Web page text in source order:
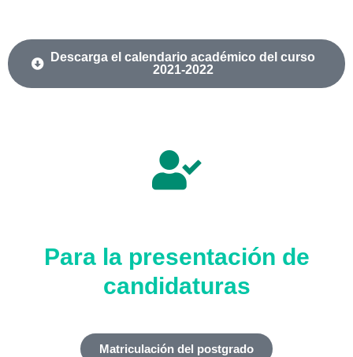
Descarga el calendario académico del curso
2021-2022
Para la presentación de
candidaturas
Matriculación del postgrado